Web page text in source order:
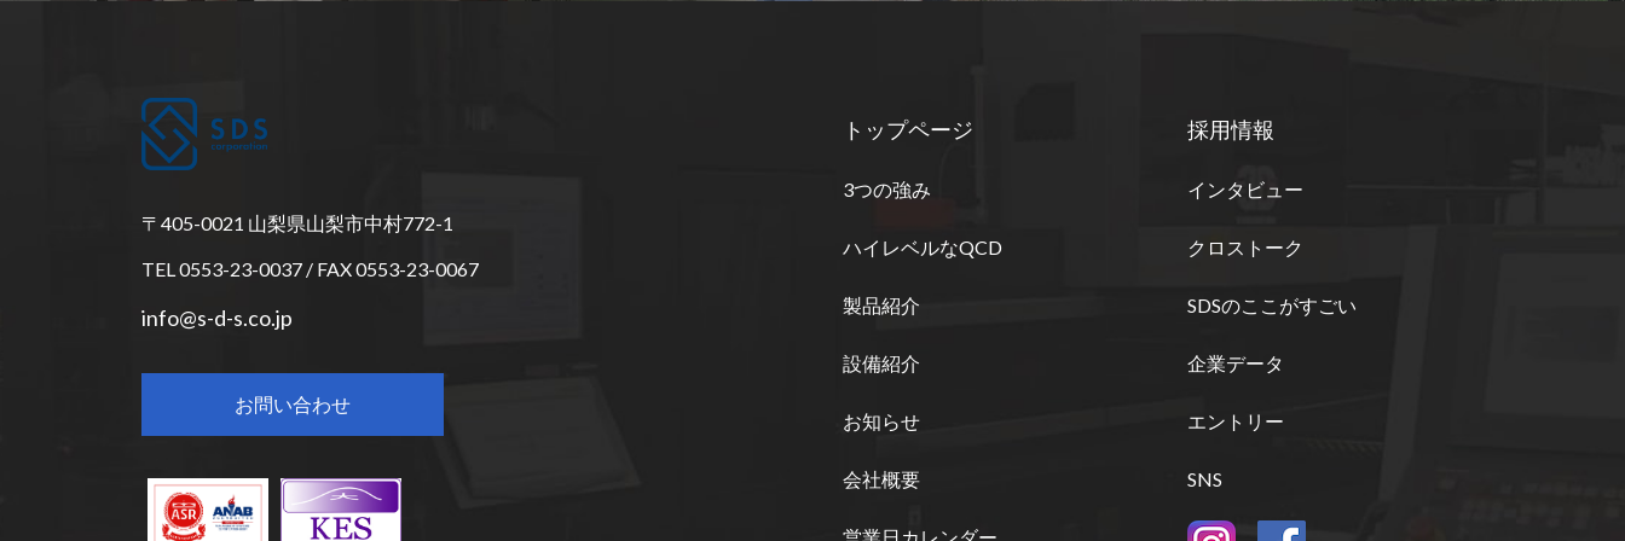
〒405-0021 山梨県山梨市中村772-1
TEL 0553-23-0037 / FAX 0553-23-0067
info@s-d-s.co.jp
お問い合わせ
トップページ
3つの強み
ハイレベルなQCD
製品紹介
設備紹介
お知らせ
会社概要
営業日カレンダー
採用情報
インタビュー
クロストーク
SDSのここがすごい
企業データ
エントリー
SNS